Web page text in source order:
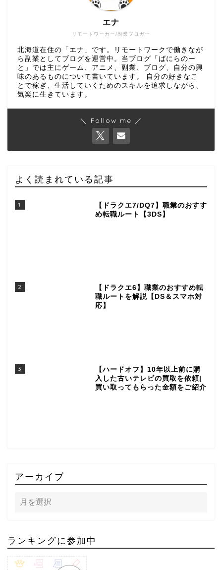
リモートワーカー/副業ブロガー
エナ
北海道在住の「エナ」です。リモートワークで働きなが
ら副業としてブログを運営中。当ブログ「ばにらのー
と」では主にゲーム、アニメ、副業、ブログ、自分の興
味のあるものについて書いています。 自分の好きなこ
とで稼ぎ、生活していくためのスキルを追求しながら、
気楽に生きています。
＼ Follow me ／
よく読まれている記事
1
【ドラクエ7/DQ7】職業のおすす
め転職ルート【3DS】
2
【ドラクエ6】職業のおすすめ転
職ルートを解説【DS＆スマホ対
応】
3
【ハードオフ】10年以上前に購
入した古いテレビの買取を依頼|
買い取ってもらった金額をご紹介
アーカイブ
ランキングに参加中